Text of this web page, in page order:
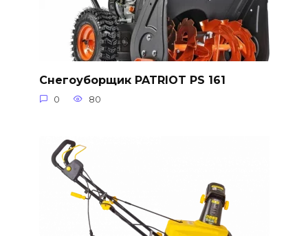
Снегоуборщик PATRIOT PS 161
0 80